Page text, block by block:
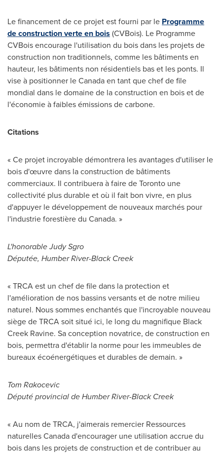
Le financement de ce projet est fourni par le Programme
de construction verte en bois (CVBois). Le Programme
CVBois encourage l'utilisation du bois dans les projets de
construction non traditionnels, comme les bâtiments en
hauteur, les bâtiments non résidentiels bas et les ponts. Il
vise à positionner leCanadaen tant que chef de file
mondial dans le domaine de la construction en bois et de
l'économie à faibles émissions de carbone.
Citations
« Ce projet incroyable démontrera les avantages d'utiliser le
bois d'œuvre dans la construction de bâtiments
commerciaux. Il contribuera à faire deToronto une
collectivité plus durable et où il fait bon vivre, en plus
d'appuyer le développement de nouveaux marchés pour
l'industrie forestière du Canada. »
L'honorableJudy Sgro
Députée, Humber River-Black Creek
« TRCA est un chef de file dans la protection et
l'amélioration de nos bassins versants et de notre milieu
naturel. Nous sommes enchantés que l'incroyable nouveau
siège de TRCA soit situé ici, le long du magnifique Black
Creek Ravine. Sa conception novatrice, de construction en
bois, permettra d'établir la norme pour les immeubles de
bureaux écoénergétiques et durables de demain. »
Tom Rakocevic
Député provincial de Humber River-Black Creek
« Au nom de TRCA, j'aimerais remercier Ressources
naturellesCanadad'encourager une utilisation accrue du
bois dans les projets de construction et de contribuer au